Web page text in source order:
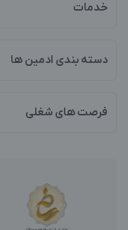
خدمات
دسته بندی ادمین ها
فرصت های شغلی